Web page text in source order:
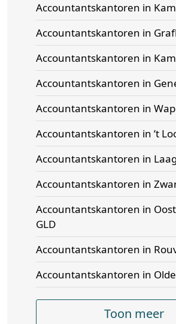
Accountantskantoren in
Accountantskantoren in
Accountantskantoren in
Accountantskantoren in
Accountantskantoren in
Accountantskantoren in ’t
Accountantskantoren in
Accountantskantoren in
Accountantskantoren in
GLD
Accountantskantoren in
Accountantskantoren in
Toon meer